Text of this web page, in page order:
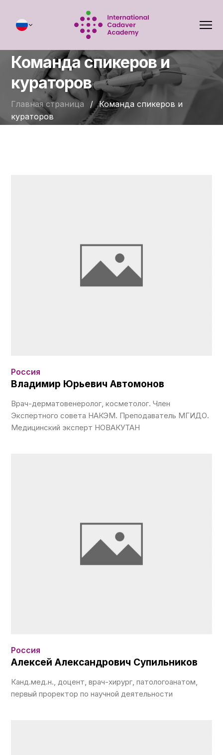
Команда спикеров и
кураторов
Главная страница / Команда спикеров и
кураторов
Россия
Владимир Юрьевич Автомонов
Врач-дерматовенеролог, косметолог. Член
Экспертного совета НАКЭМ. Преподаватель МГИДО.
Медицинский эксперт НОВАКУТАН
Россия
Алексей Александрович Супильников
Канд.мед.н., доцент, врач-хирург, патологоанатом,
первый проректор по научной деятельности